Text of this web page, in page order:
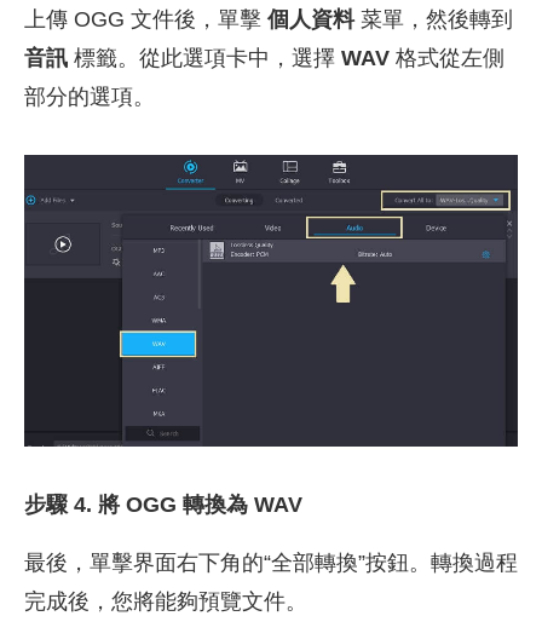
上傳 OGG 文件後，單擊 個人資料菜單，然後轉到
音訊 標籤。從此選項卡中，選擇 WAV 格式從左側
部分的選項。
步驟 4. 將 OGG 轉換為 WAV
最後，單擊界面右下角的“全部轉換”按鈕。轉換過程
完成後，您將能夠預覽文件。